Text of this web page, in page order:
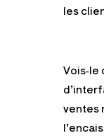
les
Vois-le
ventes